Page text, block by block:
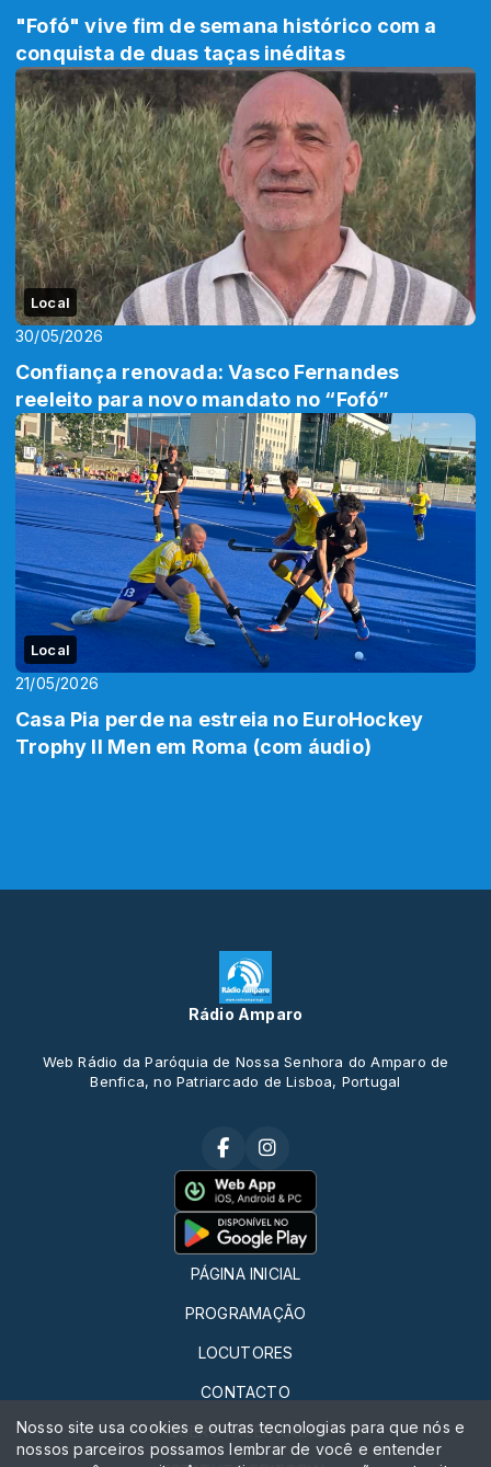
"Fofó" vive fim de semana histórico com a
conquista de duas taças inéditas
Local
30/05/2026
Confiança renovada: Vasco Fernandes
reeleito para novo mandato no “Fofó”
Local
21/05/2026
Casa Pia perde na estreia no EuroHockey
Trophy II Men em Roma (com áudio)
Rádio Amparo
Web Rádio da Paróquia de Nossa Senhora do Amparo de
Benfica, no Patriarcado de Lisboa, Portugal
PÁGINA INICIAL
PROGRAMAÇÃO
LOCUTORES
CONTACTO
QUERO FAZER RÁDIO
Nosso site usa cookies e outras tecnologias para que nós e
nossos parceiros possamos lembrar de você e entender